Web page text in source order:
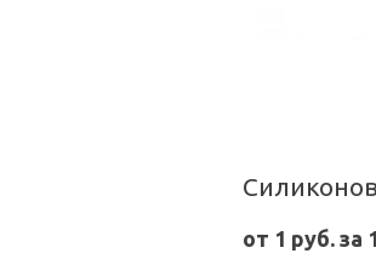
от 1 руб. за